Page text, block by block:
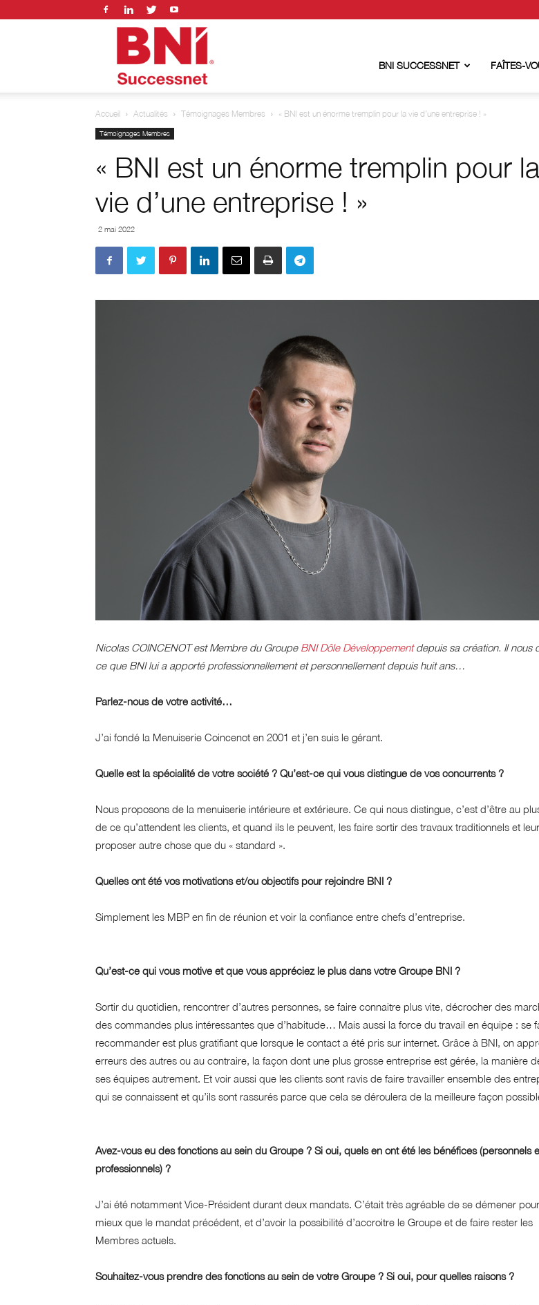
BNI SUCCESSNET FAÎTES-
Accueil Actualités Témoignages Membres « BNI est un énorme tremplin pour la vie d’une entreprise ! »
Témoignages Membres
« BNI est un énorme tremplin pour la
vie d’une entreprise ! »
2 mai 2022
Nicolas COINCENOT est Membre du Groupe BNI Dôle Développementdepuis sa création. Il nous
ce que BNI lui a apporté professionnellement et personnellement depuis huit ans…
Parlez-nous de votre activité…
J’ai fondé la Menuiserie Coincenot en 2001 et j’en suis le gérant.
Quelle est la spécialité de votre société ? Qu’est-ce qui vous distingue de vos concurrents ?
Nous proposons de la menuiserie intérieure et extérieure. Ce qui nous distingue, c’est d’être au
de ce qu’attendent les clients, et quand ils le peuvent, les faire sortir des travaux traditionnels et leur
proposer autre chose que du « standard ».
Quelles ont été vos motivations et/ou objectifs pour rejoindre BNI ?
Simplement les MBP en fin de réunion et voir la confiance entre chefs d’entreprise.
Qu’est-ce qui vous motive et que vous appréciez le plus dans votre Groupe BNI ?
Sortir du quotidien, rencontrer d’autres personnes, se faire connaitre plus vite, décrocher des
des commandes plus intéressantes que d’habitude… Mais aussi la force du travail en équipe : se
recommander est plus gratifiant que lorsque le contact a été pris sur internet. Grâce à BNI, on
erreurs des autres ou au contraire, la façon dont une plus grosse entreprise est gérée, la manière
ses équipes autrement. Et voir aussi que les clients sont ravis de faire travailler ensemble des
qui se connaissent et qu’ils sont rassurés parce que cela se déroulera de la meilleure façon
Avez-vous eu des fonctions au sein du Groupe ? Si oui, quels en ont été les bénéfices (personnels
professionnels) ?
J’ai été notamment Vice-Président durant deux mandats. C’était très agréable de se démener
mieux que le mandat précédent, et d’avoir la possibilité d’accroitre le Groupe et de faire rester les
Membres actuels.
Souhaitez-vous prendre des fonctions au sein de votre Groupe ? Si oui, pour quelles raisons ?